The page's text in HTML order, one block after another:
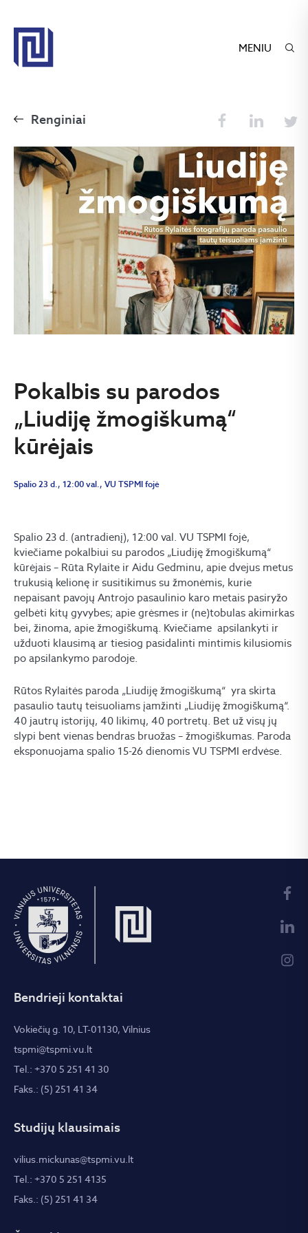
MENIU
Renginiai
Pokalbis su parodos
„Liudiję žmogiškumą“
kūrėjais
Spalio 23 d., 12:00 val., VU TSPMI fojė
Spalio 23 d. (antradienį), 12:00 val. VU TSPMI fojė,
kviečiame pokalbiui su parodos „Liudiję žmogiškumą“
kūrėjais – Rūta Rylaite ir Aidu Gedminu, apie dvejus metus
trukusią kelionę ir susitikimus su žmonėmis, kurie
nepaisant pavojų Antrojo pasaulinio karo metais pasiryžo
gelbėti kitų gyvybes; apie grėsmes ir (ne)tobulas akimirkas
bei, žinoma, apie žmogiškumą. Kviečiame apsilankyti ir
užduoti klausimą ar tiesiog pasidalinti mintimis kilusiomis
po apsilankymo parodoje.
Rūtos Rylaitės paroda „Liudiję žmogiškumą“ yra skirta
pasaulio tautų teisuoliams įamžinti „Liudiję žmogiškumą“.
40 jautrų istorijų, 40 likimų, 40 portretų. Bet už visų jų
slypi bent vienas bendras bruožas – žmogiškumas. Paroda
eksponuojama spalio 15-26 dienomis VU TSPMI erdvėse.
Bendrieji kontaktai
Vokiečių g. 10, LT-01130, Vilnius
tspmi@tspmi.vu.lt
Tel.: +370 5 251 41 30
Faks.: (5) 251 41 34
Studijų klausimais
vilius.mickunas@tspmi.vu.lt
Tel.: +370 5 251 4135
Faks.: (5) 251 41 34